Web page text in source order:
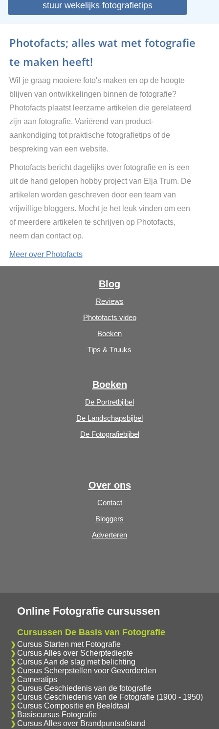
stuur wekelijks fotografietips
Photofacts; alles wat met fotografie
te maken heeft!
Wil je graag mooiere foto's maken en op de hoogte
blijven van ontwikkelingen binnen de fotografie?
Photofacts plaatst leerzame artikelen die gerelateerd
zijn aan fotografie. Variërend van product-
aankondiging tot praktische fotografietips of de
bespreking van een website.
Photofacts bericht dagelijks over fotografie en is een
uit de hand gelopen hobby project van Elja Trum. De
artikelen worden geschreven door een team van
vrijwillige bloggers. Mocht je het leuk vinden om een
of meerdere artikelen te schrijven op Photofacts,
neem dan contact op.
Meer over Photofacts
Blog
Reviews
Photofacts video
Boeken
Tips & Truuks
Boeken
De Portretbijbel
De Landschapsbijbel
De Fotografiebijbel
Over ons
Contact
Bloggers
Adverteren
Online Fotografie cursussen
Cursussen De Basis van Fotografie
Cursus Starten met Fotografie
Cursus Alles over Scherptediepte
Cursus Aan de slag met belichting
Cursus Scherpstellen voor Gevorderden
Cameratips
Cursus Geschiedenis van de fotografie
Cursus Geschiedenis van de Fotografie (1900 - 1950)
Cursus Compositie en Beeldtaal
Basiscursus Fotografie
Cursus Alles over Brandpuntsafstand